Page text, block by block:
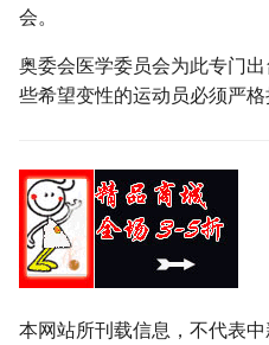
h
会。
奥委会医学委员会为此专门
些希望变性的运动员必须严
本网站所刊载信息，不代表中